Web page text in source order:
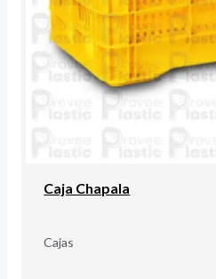
Caja Chapala
Cajas